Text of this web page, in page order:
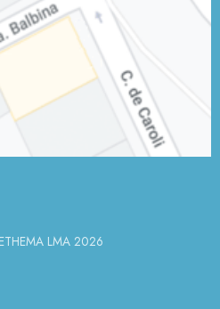
LMA 2026